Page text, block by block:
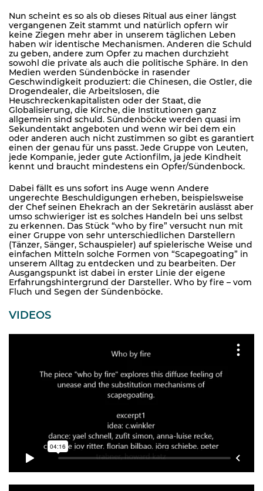
Nun scheint es so als ob dieses Ritual aus einer längst
vergangenen Zeit stammt und natürlich opfern wir
keine Ziegen mehr aber in unserem täglichen Leben
haben wir identische Mechanismen. Anderen die Schuld
zu geben, andere zum Opfer zu machen durchzieht
sowohl die private als auch die politische Sphäre. In den
Medien werden Sündenböcke in rasender
Geschwindigkeit produziert: die Chinesen, die Ostler, die
Drogendealer, die Arbeitslosen, die
Heuschreckenkapitalisten oder der Staat, die
Globalisierung, die Kirche, die Institutionen ganz
allgemein sind schuld. Sündenböcke werden quasi im
Sekundentakt angeboten und wenn wir bei dem ein
oder anderen auch nicht zustimmen so gibt es garantiert
einen der genau für uns passt. Jede Gruppe von Leuten,
jede Kompanie, jeder gute Actionfilm, ja jede Kindheit
kennt und braucht mindestens ein Opfer/Sündenbock.
Dabei fällt es uns sofort ins Auge wenn Andere
ungerechte Beschuldigungen erheben, beispielsweise
der Chef seinen Ehekrach an der Sekretärin auslässt aber
umso schwieriger ist es solches Handeln bei uns selbst
zu erkennen. Das Stück “who by fire” versucht nun mit
einer Gruppe von sehr unterschiedlichen Darstellern
(Tänzer, Sänger, Schauspieler) auf spielerische Weise und
einfachen Mitteln solche Formen von “Scapegoating” in
unserem Alltag zu entdecken und zu bearbeiten. Der
Ausgangspunkt ist dabei in erster Linie der eigene
Erfahrungshintergrund der Darsteller. Who by fire – vom
Fluch und Segen der Sündenböcke.
VIDEOS